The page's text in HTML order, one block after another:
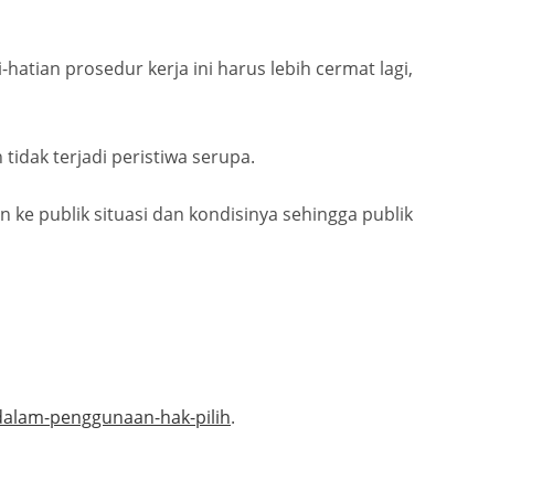
hatian prosedur kerja ini harus lebih cermat lagi,
terjadi peristiwa serupa.
ke publik situasi dan kondisinya sehingga publik
penggunaan-hak-pilih.